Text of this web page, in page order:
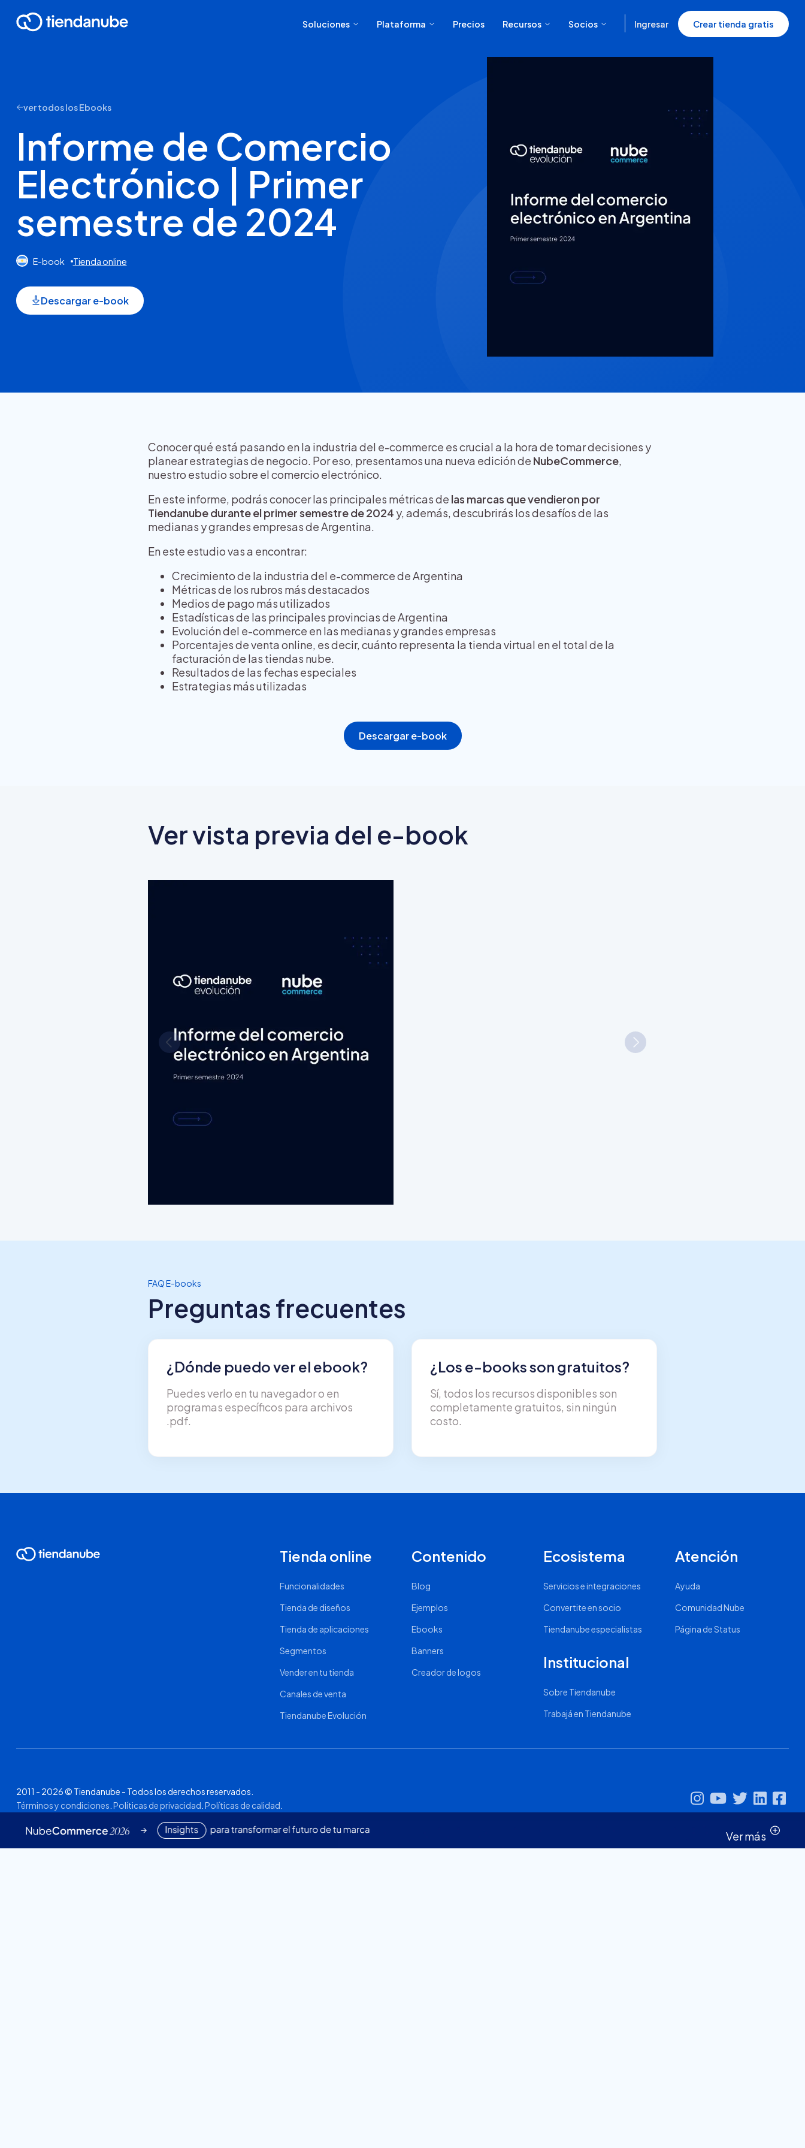
Soluciones Plataforma Precios Recursos Socios Ingresar Crear tienda gratis
ver todos los Ebooks
Informe de Comercio
Electrónico | Primer
semestre de 2024
E-book Tienda online
Descargar e-book
Conocer qué está pasando en la industria del e-commerce es crucial a la hora de tomar decisiones y
planear estrategias de negocio. Por eso, presentamos una nueva edición de NubeCommerce,
nuestro estudio sobre el comercio electrónico.
En este informe, podrás conocer las principales métricas de las marcas que vendieron por
Tiendanube durante el primer semestre de 2024 y, además, descubrirás los desafíos de las
medianas y grandes empresas de Argentina.
En este estudio vas a encontrar:
Crecimiento de la industria del e-commerce de Argentina
Métricas de los rubros más destacados
Medios de pago más utilizados
Estadísticas de las principales provincias de Argentina
Evolución del e-commerce en las medianas y grandes empresas
Porcentajes de venta online, es decir, cuánto representa la tienda virtual en el total de la
facturación de las tiendas nube.
Resultados de las fechas especiales
Estrategias más utilizadas
Descargar e-book
Ver vista previa del e-book
FAQ E-books
Preguntas frecuentes
¿Dónde puedo ver el ebook?
Puedes verlo en tu navegador o en
programas específicos para archivos
.pdf.
¿Los e-books son gratuitos?
Sí, todos los recursos disponibles son
completamente gratuitos, sin ningún
costo.
Tienda online
Funcionalidades
Tienda de diseños
Tienda de aplicaciones
Segmentos
Vender en tu tienda
Canales de venta
Tiendanube Evolución
Contenido
Blog
Ejemplos
Ebooks
Banners
Creador de logos
Ecosistema
Servicios e integraciones
Convertite en socio
Tiendanube especialistas
Institucional
Sobre Tiendanube
Trabajá en Tiendanube
Atención
Ayuda
Comunidad Nube
Página de Status
2011 - 2026 © Tiendanube - Todos los derechos reservados.
Términos y condiciones Políticas de privacidad Políticas de calidad
Ver más